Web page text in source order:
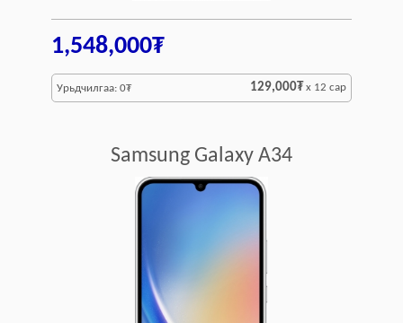
1,548,000₮
Урьдчилгаа: 0₮ 129,000₮ x 12 сар
Samsung Galaxy A34